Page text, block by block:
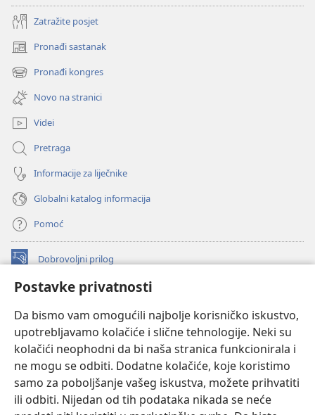
Postavke privatnosti
Da bismo vam omogućili najbolje korisničko iskustvo,
upotrebljavamo kolačiće i slične tehnologije. Neki su
kolačići neophodni da bi naša stranica funkcionirala i
ne mogu se odbiti. Dodatne kolačiće, koje koristimo
samo za poboljšanje vašeg iskustva, možete prihvatiti
ili odbiti. Nijedan od tih podataka nikada se neće
Zatražite posjet
Pronađi sastanak
(otvara
se
novi
prozor)
Pronađi kongres
(otvara
se
novi
prozor)
Novo na stranici
Videi
Pretraga
Informacije za liječnike
Globalni katalog informacija
Pomoć
Dobrovoljni prilog
(otvara
novi
INTERNETSKA BIBLIOTEKA Watchtower
se
novi
prozor)
JW Hub
(otvara
se
novi
JW Library
Watchtower Library